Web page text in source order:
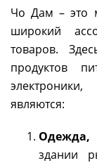
Чо Дам – это
широкий
товаров.
продуктов
являются:
Одежда,
здании